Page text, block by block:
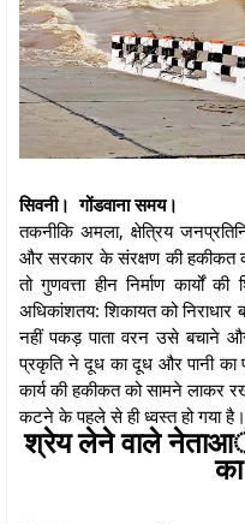
सिवनी। गोंडवाना समय।
तकनीकि अमला, क्षेत्रिय
और सरकार के संरक्षण की हकीकत
तो गुणवत्ता हीन निर्माण
अधिकांशतय: शिकायत को
नहीं पकड़ पाता वरन उसे बचाने
प्रकृति ने दूध का दूध और पानी का
कार्य की हकीकत को सामने लाकर
कटने के पहले से ही ध्वस्त हो गया है।
श्रेय लेने वाले नेताआें